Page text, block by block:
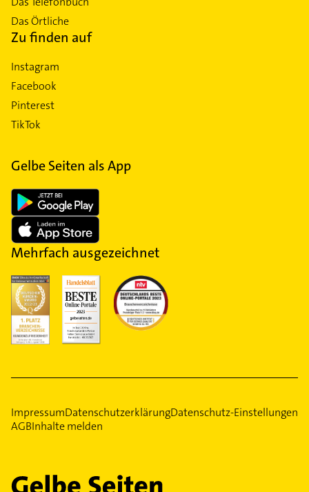
Das Örtliche
Zu finden auf
Instagram
Facebook
Pinterest
TikTok
Gelbe Seiten als App
Mehrfach ausgezeichnet
ImpressumDatenschutzerklärungDatenschutz-Einstellungen
AGBInhalte melden